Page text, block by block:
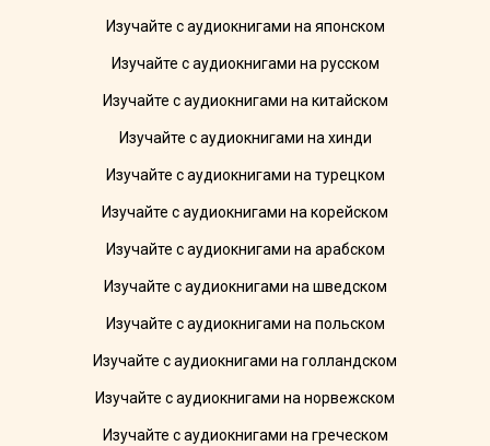
Изучайте с аудиокнигами на японском
Изучайте с аудиокнигами на русском
Изучайте с аудиокнигами на китайском
Изучайте с аудиокнигами на хинди
Изучайте с аудиокнигами на турецком
Изучайте с аудиокнигами на корейском
Изучайте с аудиокнигами на арабском
Изучайте с аудиокнигами на шведском
Изучайте с аудиокнигами на польском
Изучайте с аудиокнигами на голландском
Изучайте с аудиокнигами на норвежском
Изучайте с аудиокнигами на греческом